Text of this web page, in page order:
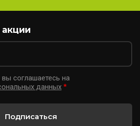
соглашаетесь на
данных *
Подписаться